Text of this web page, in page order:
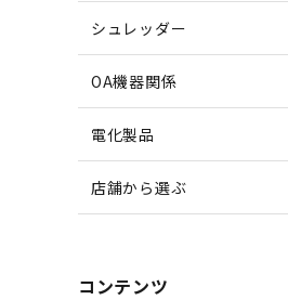
シュレッダー
OA機器関係
電化製品
店舗から選ぶ
コンテンツ